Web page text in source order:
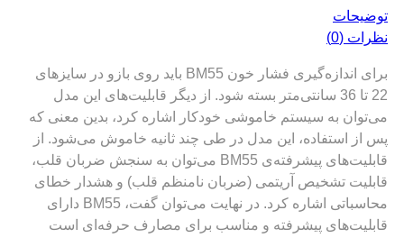
توضیحات
نظرات (0)
برای اندازه‌گیری فشار خون BM55 باید روی بازو در سایزهای
22 تا 36 سانتی‌متر بسته شود. از دیگر قابلیت‌های این مدل
می‌توان به سیستم خاموشی خودکار اشاره کرد، بدین معنی که
پس از استفاده، این مدل در طی چند ثانیه خاموش می‌شود. از
قابلیت‌های پیشرفته‌ی BM55 می‌توان به سنجش ضربان قلب،
قابلیت تشخیص آریتمی (ضربان نامنظم قلب) و هشدار خطای
محاسباتی اشاره کرد. در نهایت می‌توان گفت، BM55 دارای
قابلیت‌های پیشرفته و مناسب برای مصارف حرفه‌ای است